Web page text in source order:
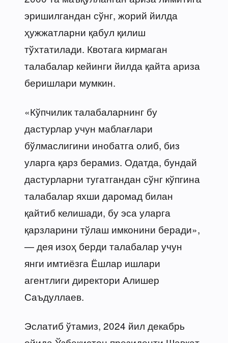
эришилгандан сўнг, жорий йилда
ҳужжатларни қабул қилиш
тўхтатилади. Квотага кирмаган
талабалар кейинги йилда қайта ариза
беришлари мумкин.
«Кўпчилик талабаларнинг бу
дастурлар учун маблағлари
бўлмаслигини инобатга олиб, биз
уларга қарз берамиз. Одатда, бундай
дастурларни тугатгандан сўнг кўпгина
талабалар яхши даромад билан
қайтиб келишади, бу эса уларга
қарзларини тўлаш имконини беради»,
— дея изоҳ берди талабалар учун
янги имтиёзга Ёшлар ишлари
агентлиги директори Алишер
Саъдуллаев.
Эслатиб ўтамиз, 2024 йил декабрь